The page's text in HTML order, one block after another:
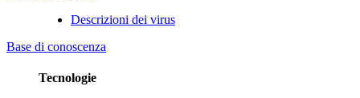
Descrizioni dei virus
Base di conoscenza
Tecnologie